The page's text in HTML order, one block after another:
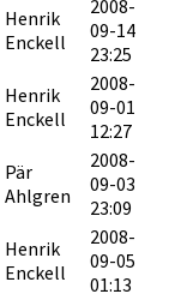
Henrik
Enckell
2008-
09-14
23:25
Henrik
Enckell
2008-
09-01
12:27
Pär
Ahlgren
2008-
09-03
23:09
Henrik
Enckell
2008-
09-05
01:13